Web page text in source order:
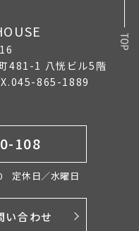
481-1 八恍ビル5階
865-1889
108
定休日／水曜日
い合わせ